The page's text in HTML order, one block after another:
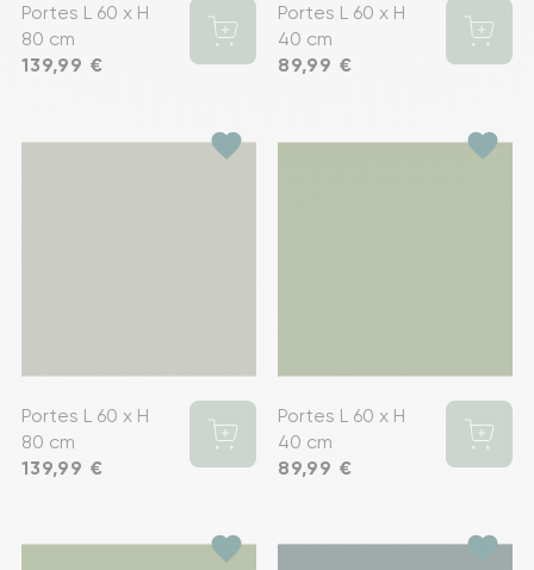
Portes L 60 x H
80 cm
Prix
139,99 €
Portes L 60 x H
40 cm
Prix
89,99 €
favorite
Portes L 60 x H
80 cm
Prix
139,99 €
favorite
Portes L 60 x H
40 cm
Prix
89,99 €
favorite favorite